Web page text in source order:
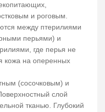
и роговым.
между птерилиями
перьями) и
где перья не
кожа на оперенных
(сосочковым) и
слой
тканью. Глубокий